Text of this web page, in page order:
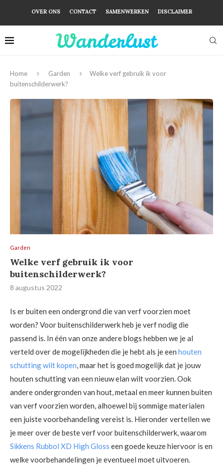
OVER ONS CONTACT SAMENWERKEN DISCLAIMER
Home Garden
Welke verf gebruik ik voor
buitenschilderwerk?
Garden
Welke verf gebruik ik voor
buitenschilderwerk?
8 augustus 2022
Is er buiten een ondergrond die van verf voorzien moet
worden? Voor buitenschilderwerk heb je verf nodig die
passend is. In één van onze andere blogs hebben we je al
verteld over de mogelijkheden die je hebt als je een houten
schutting wilt kopen , maar het is goed mogelijk dat je jouw
houten schutting van een nieuw elan wilt voorzien. Ook
andere ondergronden van hout, metaal en meer kunnen buiten
van verf voorzien worden, alhoewel bij sommige materialen
een juiste voorbehandeling vereist is. Hieronder vertellen we
je meer over de beste verf voor buitenschilderwerk, waarom
Sikkens Rubbol XD High Gloss een goede keuze hiervoor is en
welke voorbehandelingen je eventueel moet uitvoeren.